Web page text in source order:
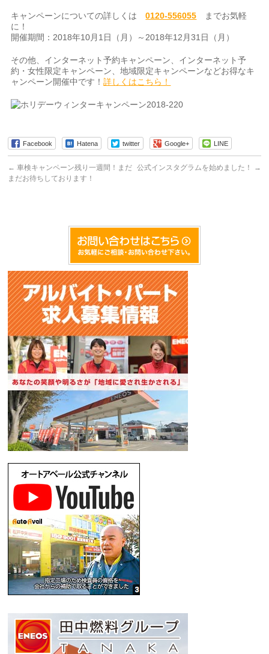
キャンペーンについての詳しくは0120-556055 までお気軽
に！
開催期間：2018年10月1日（月）～2018年12月31日（月）
その他、インターネット予約キャンペーン、インターネット予
約・女性限定キャンペーン、地域限定キャンペーンなどお得なキ
ャンペーン開催中です！詳しくはこちら！
Facebook Hatena twitter Google+ LINE
← 車検キャンペーン残り一週間！まだ
まだお待ちしております！
公式インスタグラムを始めました！ →